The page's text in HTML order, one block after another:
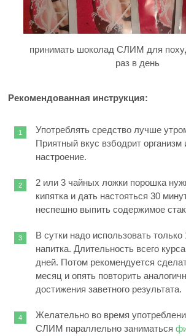
принимать шоколад СЛИМ для
раз в день
Рекомендованная инструкция:
Употреблять средство лучше
Приятный вкус взбодрит
настроение.
2 или 3 чайных ложки порошка
кипятка и дать настояться 30
неспешно выпить содержимое
В сутки надо использовать
напитка. Длительность всего
дней. Потом рекомендуется
месяц и опять повторить
достижения заветного результата.
Желательно во время
СЛИМ параллельно заниматься